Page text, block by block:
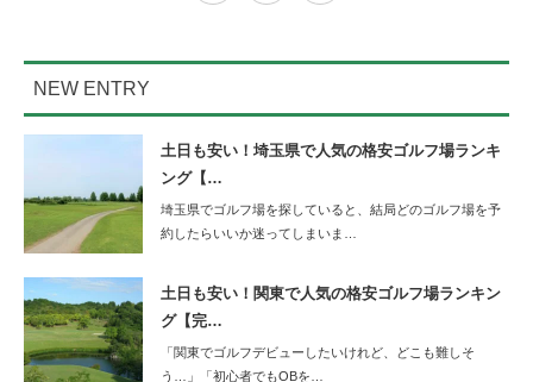
NEW ENTRY
土日も安い！埼玉県で人気の格安ゴルフ場ランキ
ング【…
埼玉県でゴルフ場を探していると、結局どのゴルフ場を予
約したらいいか迷ってしまいま…
土日も安い！関東で人気の格安ゴルフ場ランキン
グ【完…
「関東でゴルフデビューしたいけれど、どこも難しそ
う…」「初心者でもOBを…